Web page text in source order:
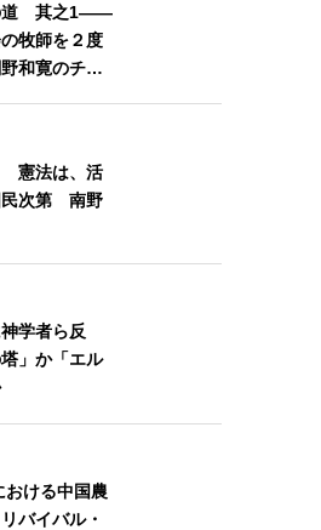
道 其之1――
牧師を２度
和寛のチャ
憲法は、活
民次第 南野
学者ら反
」か「エル
おける中国農
バイバル・